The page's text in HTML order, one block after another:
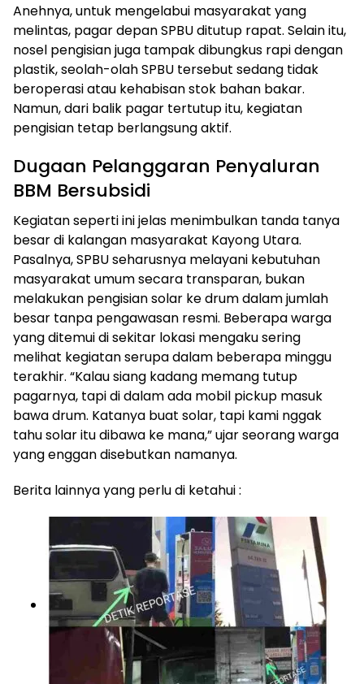
Anehnya, untuk mengelabui masyarakat yang
melintas, pagar depan SPBU ditutup rapat. Selain itu,
nosel pengisian juga tampak dibungkus rapi dengan
plastik, seolah-olah SPBU tersebut sedang tidak
beroperasi atau kehabisan stok bahan bakar.
Namun, dari balik pagar tertutup itu, kegiatan
pengisian tetap berlangsung aktif.
Dugaan Pelanggaran Penyaluran
BBM Bersubsidi
Kegiatan seperti ini jelas menimbulkan tanda tanya
besar di kalangan masyarakat Kayong Utara.
Pasalnya, SPBU seharusnya melayani kebutuhan
masyarakat umum secara transparan, bukan
melakukan pengisian solar ke drum dalam jumlah
besar tanpa pengawasan resmi. Beberapa warga
yang ditemui di sekitar lokasi mengaku sering
melihat kegiatan serupa dalam beberapa minggu
terakhir. “Kalau siang kadang memang tutup
pagarnya, tapi di dalam ada mobil pickup masuk
bawa drum. Katanya buat solar, tapi kami nggak
tahu solar itu dibawa ke mana,” ujar seorang warga
yang enggan disebutkan namanya.
Berita lainnya yang perlu di ketahui :